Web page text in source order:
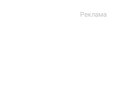
Реклама